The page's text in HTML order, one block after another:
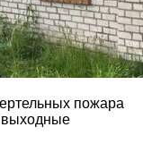
пожара
выходные